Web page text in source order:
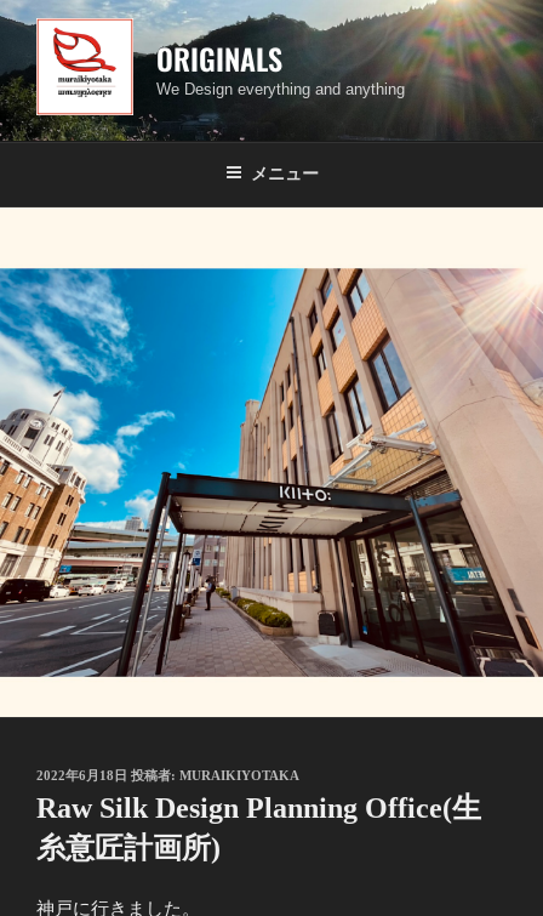
コ
テ
ン
ツ
プ
ORIGINALS
We Design everything and anything
メニュー
投
稿
日:
2022年6月18日 投稿者: MURAIKIYOTAKA
Raw Silk Design Planning Office(生
糸意匠計画所)
神戸に行きました。